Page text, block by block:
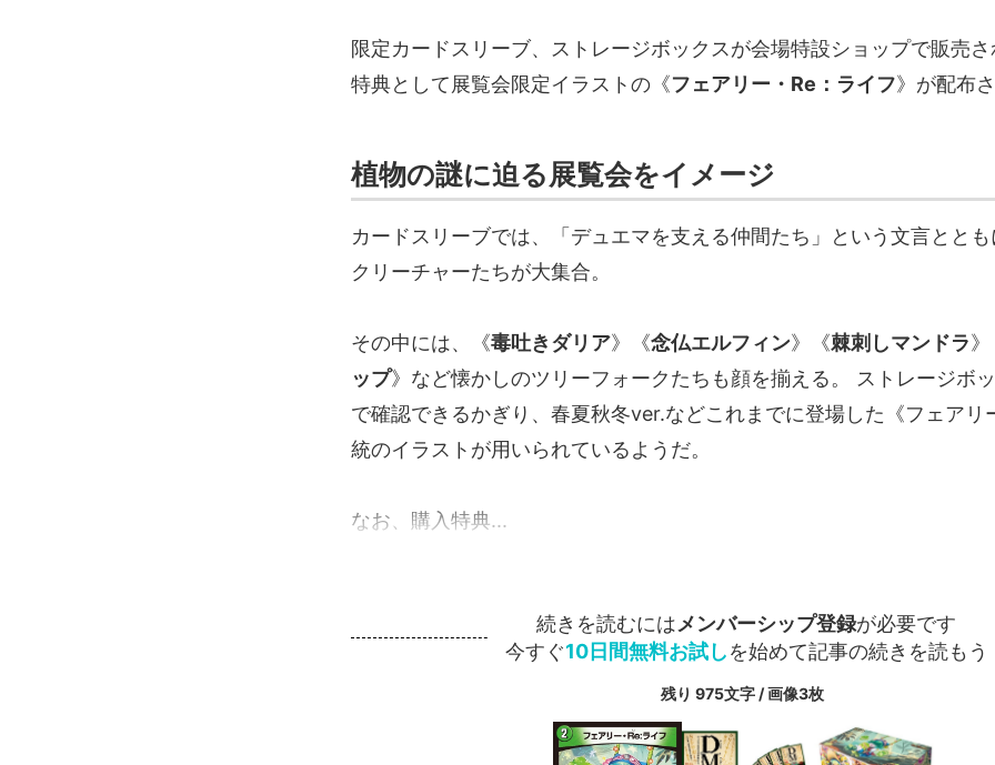
限定カードスリーブ、ストレージボックスが会場特設ショップで販売
特典として展覧会限定イラストの《フェアリー・Re：ライフ》が配布
植物の謎に迫る展覧会をイメージ
カードスリーブでは、「デュエマを支える仲間たち」という文言とと
クリーチャーたちが大集合。
その中には、《毒吐きダリア》《念仏エルフィン》《棘刺しマンドラ
ップ》など懐かしのツリーフォークたちも顔を揃える。 ストレージボ
で確認できるかぎり、春夏秋冬ver.などこれまでに登場した《フェアリ
統のイラストが用いられているようだ。
なお、購入特典...
続きを読むにはメンバーシップ登録が必要です
今すぐ10日間無料お試しを始めて記事の続きを読もう
残り 975文字 / 画像3枚